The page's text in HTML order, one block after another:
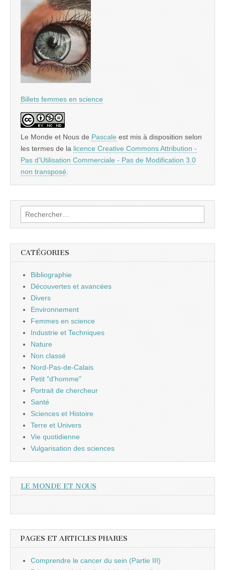
Billets femmes en science
Le Monde et Nous de Pascale est mis à disposition selon
les termes de la licence Creative Commons Attribution -
Pas d’Utilisation Commerciale - Pas de Modification 3.0
non transposé
Rechercher :
CATÉGORIES
Bibliographie
Découvertes et avancées
Divers
Environnement
Femmes en science
Industrie et Techniques
Nature
Non classé
Nord-Pas-de-Calais
Petit "d'homme"
Portrait de chercheur
Santé
Sciences et Histoire
Terre et Univers
Vie quotidienne
Vulgarisation des sciences
LE MONDE ET NOUS
PAGES ET ARTICLES PHARES
Comprendre le cancer du sein (Partie III)